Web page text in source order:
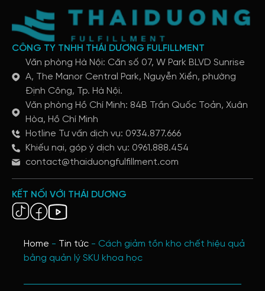
CÔNG TY TNHH THÁI DƯƠNG FULFILLMENT
Văn phòng Hà Nội: Căn số 07, W Park BLVD Sunrise
A, The Manor Central Park, Nguyễn Xiển, phường
Định Công, Tp. Hà Nội.
Văn phòng Hồ Chí Minh: 84B Trần Quốc Toản, Xuân
Hòa, Hồ Chí Minh
Hotline Tư vấn dịch vụ: 0934.877.666
Khiếu nại, góp ý dịch vụ: 0961.888.454
contact@thaiduongfulfillment.com
KẾT NỐI VỚI THÁI DƯƠNG
Home - Tin tức - Cách giảm tồn kho chết hiệu quả
bằng quản lý SKU khoa học